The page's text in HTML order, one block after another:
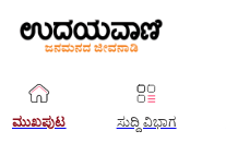
ಮುಖಪುಟ ಸುದ್ದಿ ವಿಭಾಗ